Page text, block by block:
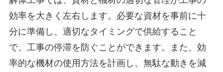
効率を大きく左右します。必要な資材を事前に十
分に準備し、適切なタイミングで供給すること
で、工事の停滞を防ぐことができます。また、効
率的な機材の使用方法を計画し、無駄な動きを減